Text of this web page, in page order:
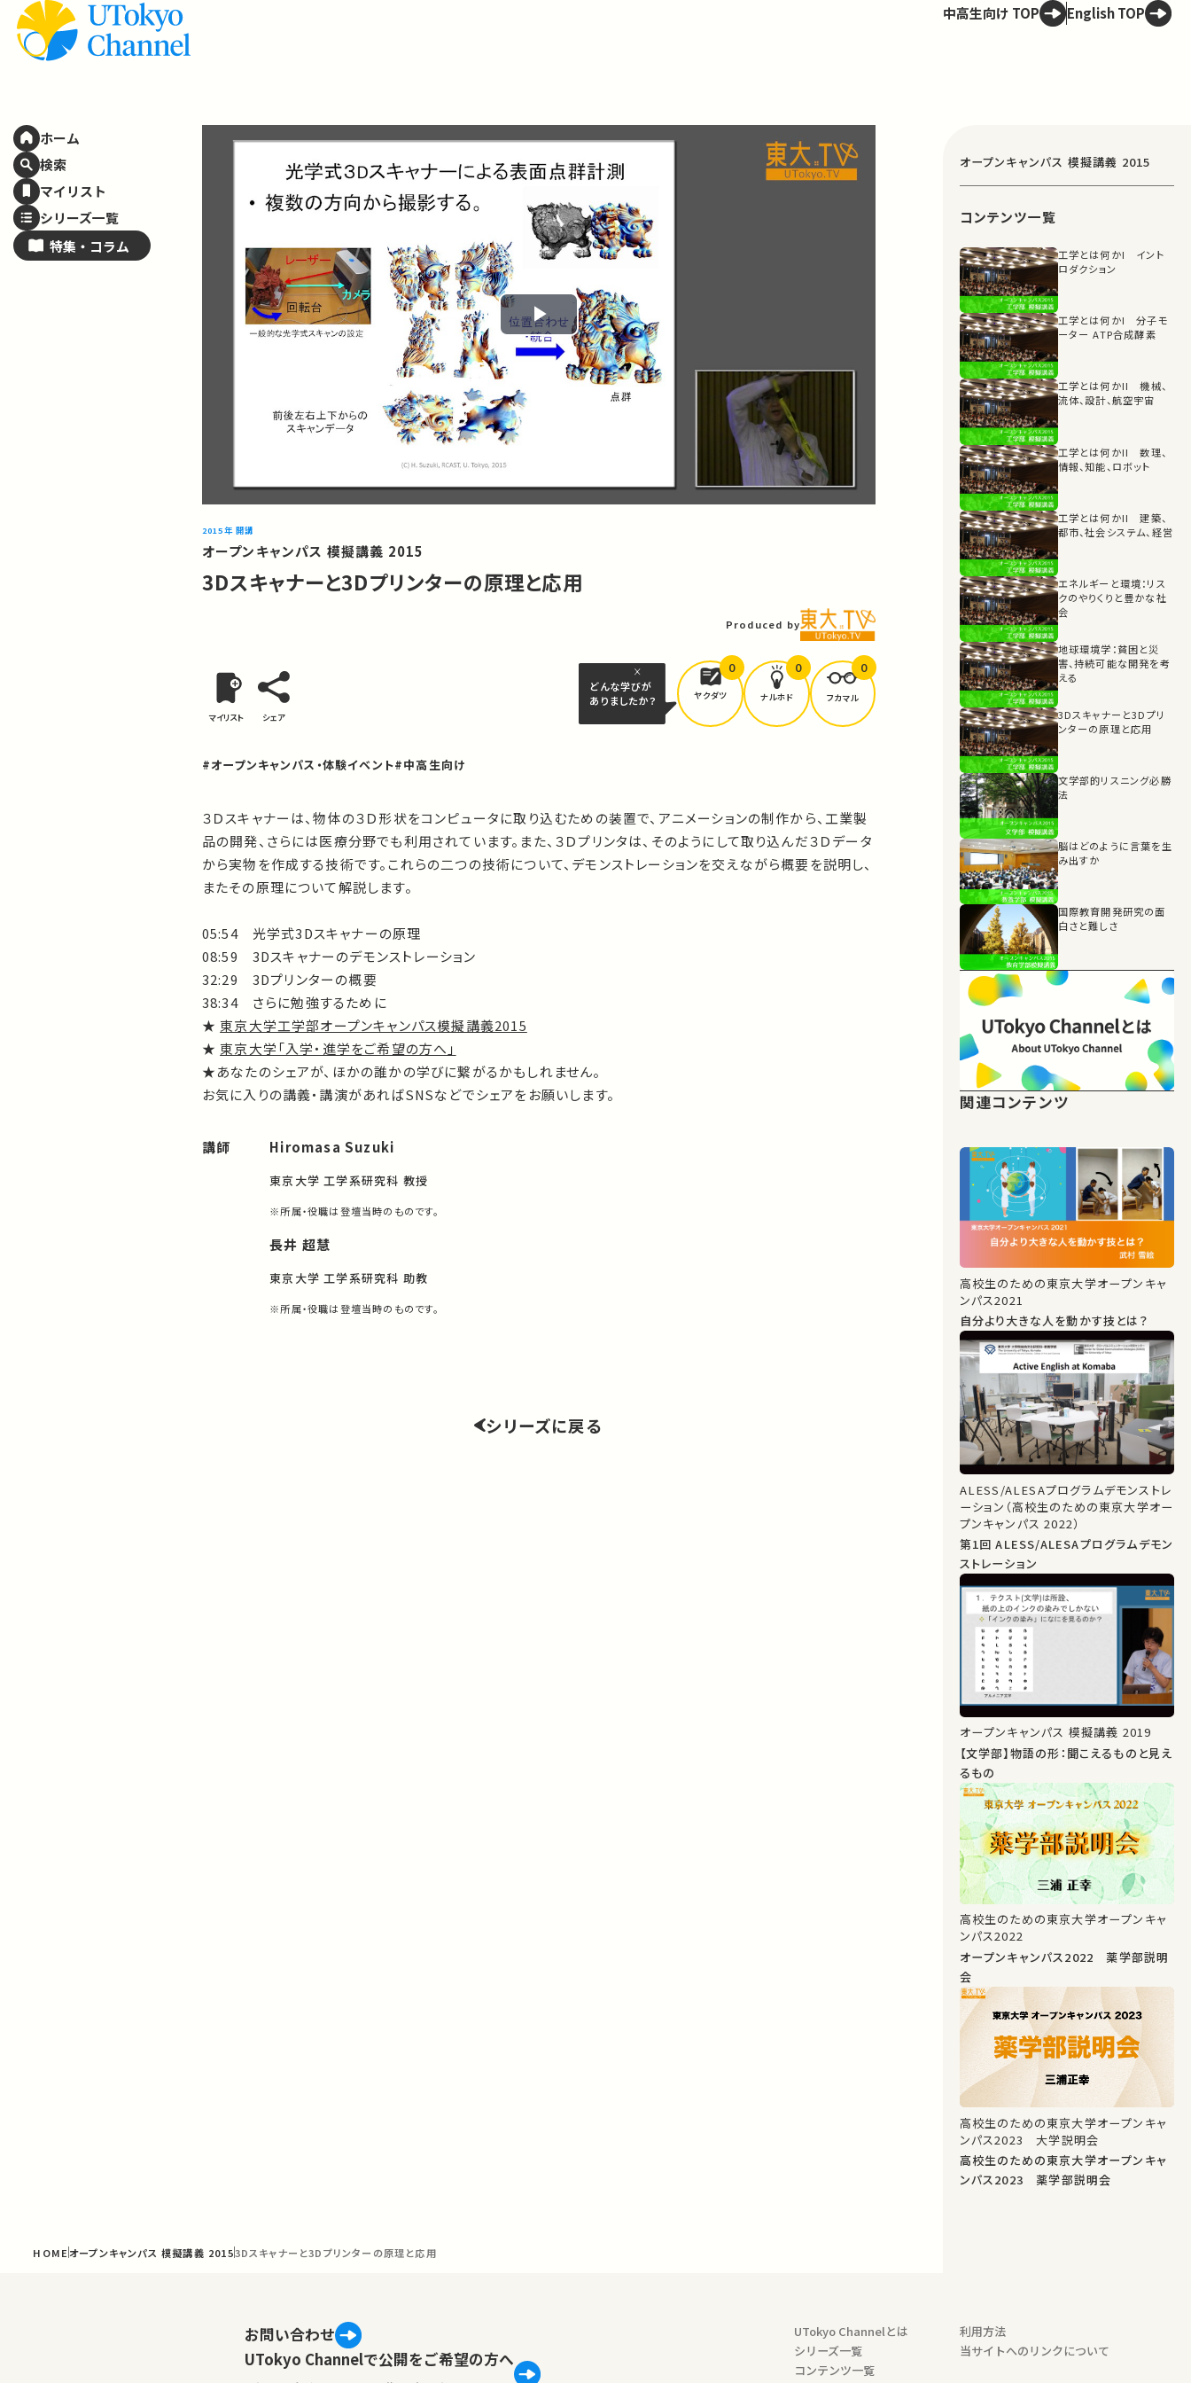
ホーム
検索
マイリスト
シリーズ一覧
特集・ コラム
中高生向け TOP English TOP
Play
Video
2015年 開講
オープンキャンパス 模擬講義 2015
3Dスキャナーと3Dプリンターの原理と応用
Produced by
マイリスト シェア
どんな学びが
ありましたか？
ヤクダツ
0
ナルホド
0
フカマル
0
#オープンキャンパス・体験イベント#中高生向け
３Ｄスキャナーは、物体の３Ｄ形状をコンピュータに取り込むための装置で、アニメーションの制作から、工業製
品の開発、さらには医療分野でも利用されています。また、３Ｄプリンタは、そのようにして取り込んだ３Ｄデータ
から実物を作成する技術です。これらの二つの技術について、デモンストレーションを交えながら概要を説明し、
またその原理について解説します。
05:54 光学式3Dスキャナーの原理
08:59 3Dスキャナーのデモンストレーション
32:29 3Dプリンターの概要
38:34 さらに勉強するために
★ 東京大学工学部オープンキャンパス模擬講義2015
★ 東京大学「入学・進学をご希望の方へ」
★あなたのシェアが、ほかの誰かの学びに繋がるかもしれません。
お気に入りの講義・講演があればSNSなどでシェアをお願いします。
講師 Hiromasa Suzuki
東京大学 工学系研究科 教授
※所属・役職は登壇当時のものです。
長井 超慧
東京大学 工学系研究科 助教
※所属・役職は登壇当時のものです。
シリーズに戻る
HOMEオープンキャンパス 模擬講義 20153Dスキャナーと3Dプリンターの原理と応用
オープンキャンパス 模擬講義 2015
コンテンツ一覧
工学とは何かI イント
ロダクション
工学とは何かI 分子モ
ーター ATP合成酵素
工学とは何かII 機械、
流体、設計、航空宇宙
工学とは何かII 数理、
情報、知能、ロボット
工学とは何かII 建築、
都市、社会システム、経営
エネルギーと環境：リス
クのやりくりと豊かな社
会
地球環境学：貧困と災
害、持続可能な開発を考
える
3Dスキャナーと3Dプリ
ンターの原理と応用
文学部的リスニング必勝
法
脳はどのように言葉を生
み出すか
国際教育開発研究の面
白さと難しさ
関連コンテンツ
高校生のための東京大学オープンキャ
ンパス2021
自分より大きな人を動かす技とは？
ALESS/ALESAプログラムデモンストレ
ーション（高校生のための東京大学オー
プンキャンパス 2022）
第1回 ALESS/ALESAプログラムデモン
ストレーション
オープンキャンパス 模擬講義 2019
【文学部】物語の形：聞こえるものと見え
るもの
高校生のための東京大学オープンキャ
ンパス2022
オープンキャンパス2022 薬学部説明
会
高校生のための東京大学オープンキャ
ンパス2023 大学説明会
高校生のための東京大学オープンキャ
ンパス2023 薬学部説明会
お問い合わせ
UTokyo Channelで公開をご希望の方へ
UTokyo Channelとは
シリーズ一覧
コンテンツ一覧
利用方法
当サイトへのリンクについて